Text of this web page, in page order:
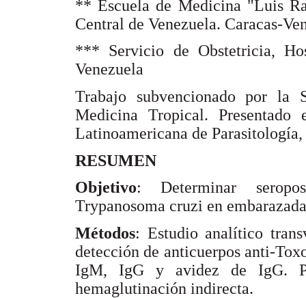
** Escuela de Medicina "Luis
Central de Venezuela. Caracas-
*** Servicio de Obstetricia,
Venezuela
Trabajo subvencionado por la
Medicina Tropical.
Latinoamericana de
RESUMEN
Objetivo: Determinar
Trypanosoma cruzi en
Métodos: Estudio analítico
detección de anticuerpos anti-
IgM, IgG y avidez de IgG.
hemaglutinación indirecta.